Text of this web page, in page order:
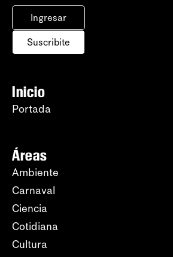
Ingresar
Suscribite
Inicio
Portada
Áreas
Ambiente
Carnaval
Ciencia
Cotidiana
Cultura